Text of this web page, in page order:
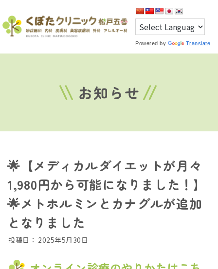
Powered by Translate
お知らせ
🌟【メディカルダイエットが月々
1,980円から可能になりました！】
🌟メトホルミンとカナグルが追加
となりました
投稿日： 2025年5月30日